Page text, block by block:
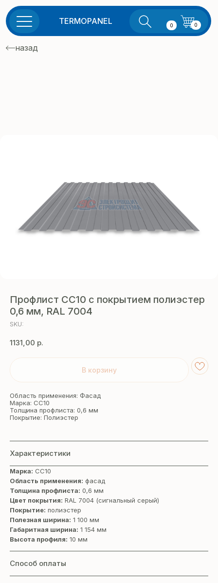
0
TERMOPANEL
назад
Профлист СС10 с покрытием полиэстер
0,6 мм, RAL 7004
SKU:
1131,00 р.
В корзину
Область применения: Фасад
Марка: СС10
Толщина профлиста: 0,6 мм
Покрытие: Полиэстер
Характеристики
Марка: СС10
Область применения: фасад
Толщина профлиста: 0,6 мм
Цвет покрытия: RAL 7004 (cигнальный серый)
Покрытие: полиэстер
Полезная ширина: 1 100 мм
Габаритная ширина: 1 154 мм
Высота профиля: 10 мм
Способ оплаты